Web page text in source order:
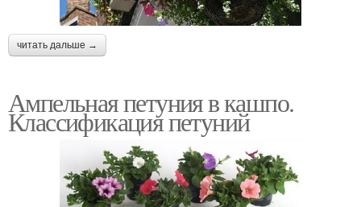
читать дальше →
Ампельная петуния в кашпо.
Классификация петуний